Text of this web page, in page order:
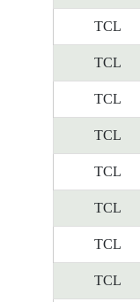
TCL
TCL
TCL
TCL
TCL
TCL
TCL
TCL